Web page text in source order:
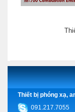
Thiết bị phóng xạ,
091.217.7055